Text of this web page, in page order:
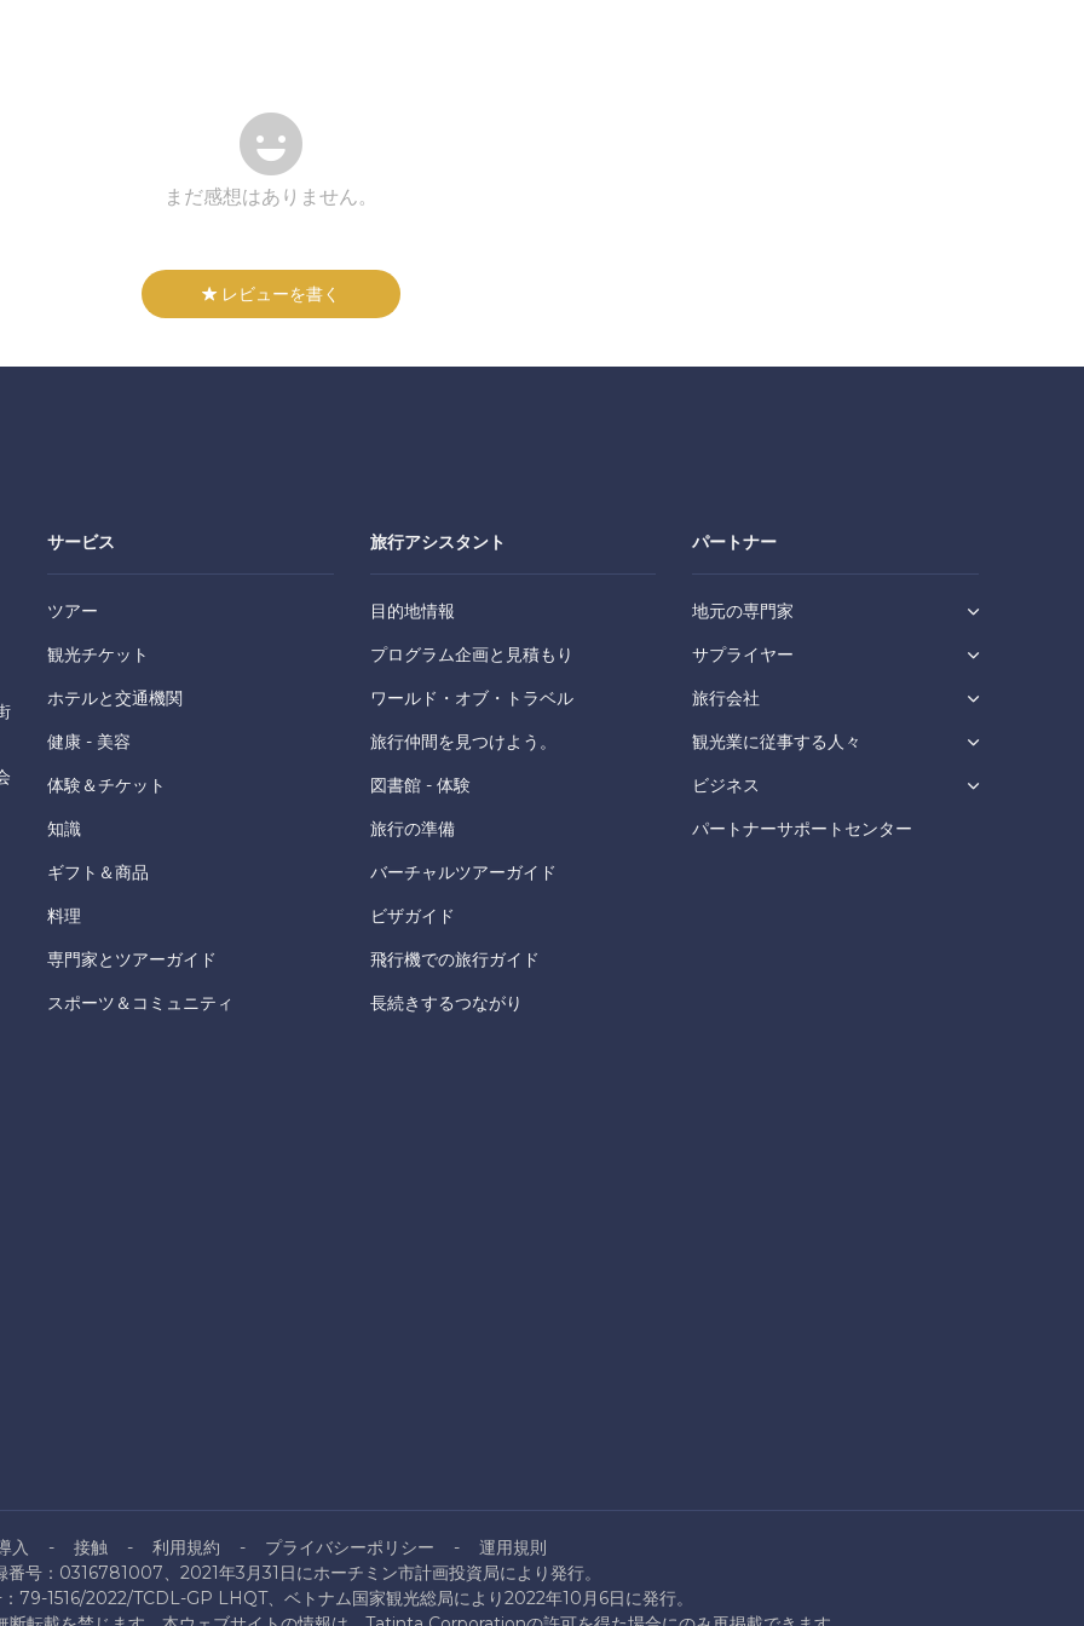
まだ感想はありません。
レビューを書く
サービス
ツアー
観光チケット
ホテルと交通機関
健康 - 美容
体験＆チケット
知識
ギフト＆商品
料理
専門家とツアーガイド
スポーツ＆コミュニティ
旅行アシスタント
目的地情報
プログラム企画と見積もり
ワールド・オブ・トラベル
旅行仲間を見つけよう。
図書館 - 体験
旅行の準備
バーチャルツアーガイド
ビザガイド
飛行機での旅行ガイド
長続きするつながり
パートナー
地元の専門家
サプライヤー
旅行会社
観光業に従事する人々
ビジネス
パートナーサポートセンター
入 接触 利用規約 プライバシーポリシー
運用規則
番号：0316781007、2021年3月31日にホーチミン市計画投資局により発行。
79-1516/2022/TCDL-GP LHQT、ベトナム国家観光総局により2022年10月6日に発行。